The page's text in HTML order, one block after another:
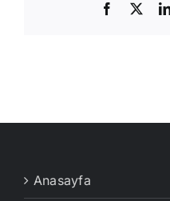
Facebook
X
Anasayfa